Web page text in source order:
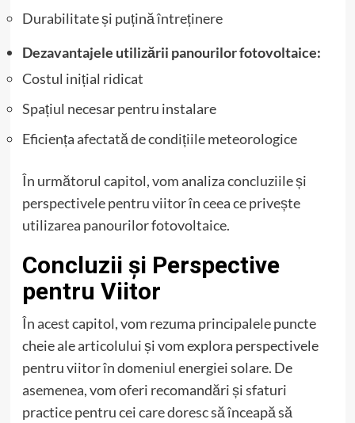
Durabilitate și puțină întreținere
Dezavantajele utilizării panourilor fotovoltaice:
Costul inițial ridicat
Spațiul necesar pentru instalare
Eficiența afectată de condițiile meteorologice
În următorul capitol, vom analiza concluziile și
perspectivele pentru viitor în ceea ce privește
utilizarea panourilor fotovoltaice.
Concluzii și Perspective
pentru Viitor
În acest capitol, vom rezuma principalele puncte
cheie ale articolului și vom explora perspectivele
pentru viitor în domeniul energiei solare. De
asemenea, vom oferi recomandări și sfaturi
practice pentru cei care doresc să înceapă să